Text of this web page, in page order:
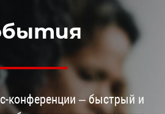
конференции – быстрый и